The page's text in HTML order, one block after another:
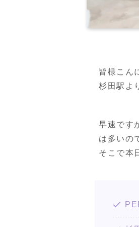
皆様こん
杉田駅よ
早速です
は多いの
そこで本